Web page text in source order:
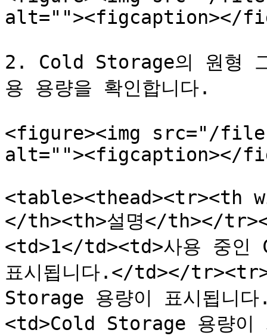
alt=""><figcaption></
2. Cold Storage의 원형
용 용량을 확인합니다.
<figure><img src="/
alt=""><figcaption></
<table><thead><tr><th
</th><th>설명</th></
<td>1</td><td>사용 중인
표시됩니다.</td></
Storage 용량이 표시됩
<td>Cold Storage 용량이